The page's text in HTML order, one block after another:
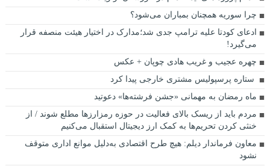
چرا سوریه همچنان بمباران می‌شود؟
ادعای کودتا علیه ترامپ جدی شد؛مدارک در اختیار هیئت منصفه قرار
می‌گیرد!
چهره عجیب و غریب هادی چوپان + عکس
ستاره پرسپولیس مشتری خارجی پیدا کرد
ماه رمضان به مهمانی «جشن فرشته‌ها» دعوتید
مردم باید از ریسک بالای فعالیت در حوزه رمزارزها مطلع شوند / از
خنثی کردن تحریم‌ها به کمک ارز دیجیتال استقبال می‌کنیم
معاون فرماندار دیلم: هیچ طرح اقتصادی به‌دلیل موانع اداری متوقف
نشود